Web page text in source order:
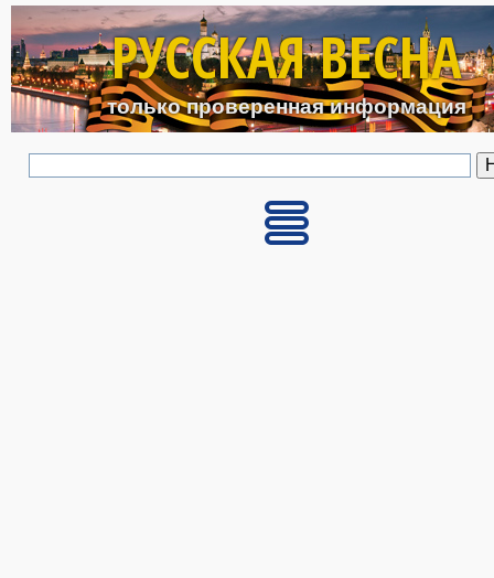
Перейти к основному
РУССКАЯ ВЕСНА
только проверенная информация